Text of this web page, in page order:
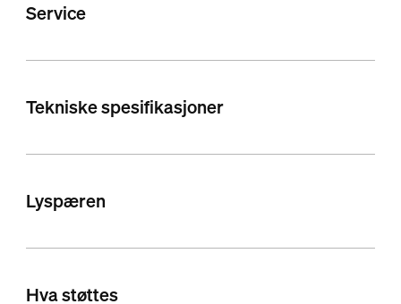
Service
Tekniske spesifikasjoner
Lyspæren
Hva støttes